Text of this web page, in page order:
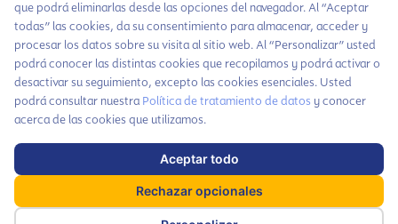
Haz parte de nuestra comunidad y no te
pierdas todas las novedades que tenemos
cada mes para ti
Chatea con LiA
Hablemos por
nuestras noticias
Autorización de tratamiento de datos
Aviso Privacidad
Política tratamiento de datos
Política inversiones responsables y del Pilar Inversiones
que podrá eliminarlas desde las opciones del navegador. Al “Aceptar
todas” las cookies, da su consentimiento para almacenar, acceder y
procesar los datos sobre su visita al sitio web. Al “Personalizar” usted
podrá conocer las distintas cookies que recopilamos y podrá activar o
desactivar su seguimiento, excepto las cookies esenciales. Usted
podrá consultar nuestra Política de tratamiento de datos y conocer
acerca de las cookies que utilizamos.
Aceptar todo
Rechazar opcionales